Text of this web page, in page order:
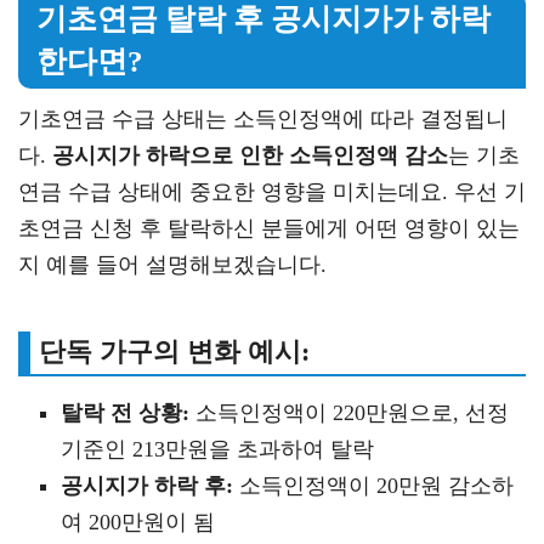
기초연금 탈락 후 공시지가가 하락
한다면?
기초연금 수급 상태는 소득인정액에 따라 결정됩니
다. 공시지가 하락으로 인한 소득인정액 감소는 기초
연금 수급 상태에 중요한 영향을 미치는데요. 우선 기
초연금 신청 후 탈락하신 분들에게 어떤 영향이 있는
지 예를 들어 설명해보겠습니다.
단독 가구의 변화 예시:
탈락 전 상황: 소득인정액이 220만원으로, 선정
기준인 213만원을 초과하여 탈락
공시지가 하락 후: 소득인정액이 20만원 감소하
여 200만원이 됨